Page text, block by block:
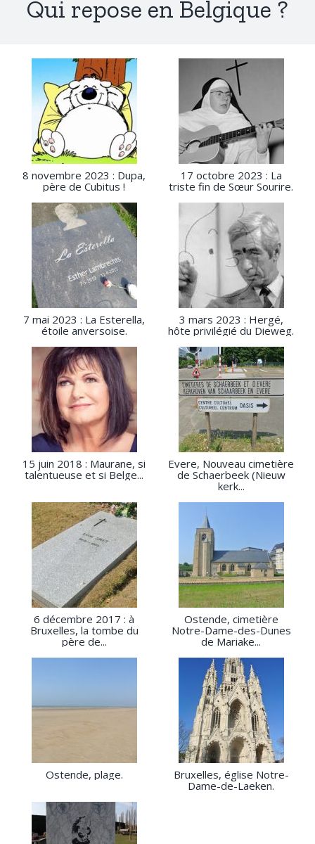
Qui repose en Belgique ?
8 novembre 2023 : Dupa,
père de Cubitus !
17 octobre 2023 : La
triste fin de Sœur Sourire.
7 mai 2023 : La Esterella,
étoile anversoise.
3 mars 2023 : Hergé,
hôte privilégié du Dieweg.
15 juin 2018 : Maurane, si
talentueuse et si Belge...
Evere, Nouveau cimetière
de Schaerbeek (Nieuw
kerk...
6 décembre 2017 : à
Bruxelles, la tombe du
père de...
Ostende, cimetière
Notre-Dame-des-Dunes
de Mariake...
Ostende, plage.
Bruxelles, église Notre-
Dame-de-Laeken.